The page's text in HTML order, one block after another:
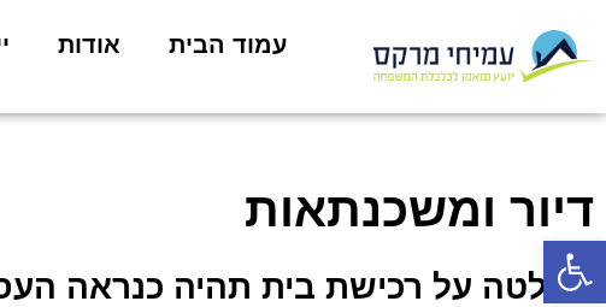
פתח סרגל נגישות
עמוד הבית אודות
דיור ומשכנתאות
החלטה על רכישת בית תהיה כנראה